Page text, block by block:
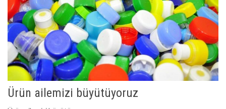
Ürün ailemizi büyütüyoruz